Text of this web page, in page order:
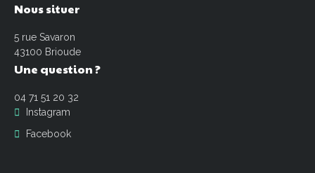
Noussituer
5 rue Savaron
43100 Brioude
Une question?
04 71 51 20 32
Instagram
Facebook